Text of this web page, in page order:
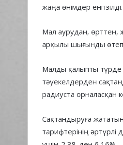
жаңа өнімдер
Мал аурудан, өрттен,
арқылы шығынды өтеп
Малды қалыпты түрде
тәуекелдерден
радиуста
Сақтандыруға
тарифтерінің